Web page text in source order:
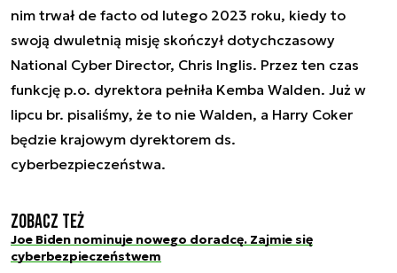
nim trwał de facto od lutego 2023 roku, kiedy to
swoją dwuletnią misję skończył dotychczasowy
National Cyber Director, Chris Inglis. Przez ten czas
funkcję p.o. dyrektora pełniła Kemba Walden. Już w
lipcu br. pisaliśmy, że to nie Walden, a Harry Coker
będzie krajowym dyrektorem ds.
cyberbezpieczeństwa.
Zobacz też
Joe Biden nominuje nowego doradcę. Zajmie się
cyberbezpieczeństwem